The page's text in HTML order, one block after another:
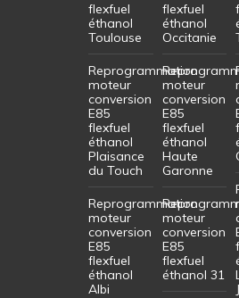
flexfuel
éthanol
Toulouse
Reprogrammation
moteur
conversion
E85
flexfuel
éthanol
Plaisance
du Touch
Reprogrammation
moteur
conversion
E85
flexfuel
éthanol
Albi
flexfuel
éthanol
Occitanie
moteur
conversion
E85
flexfuel
éthanol
Haute
Garonne
moteur
conversion
E85
flexfuel
éthanol 31